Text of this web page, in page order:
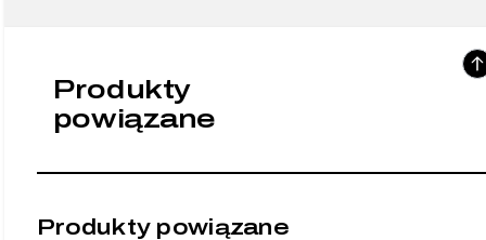
Produkty
powiązane
Produkty powiązane